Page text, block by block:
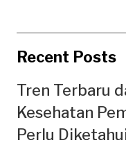
Recent Posts
Tren Terbaru
Kesehatan
Perlu